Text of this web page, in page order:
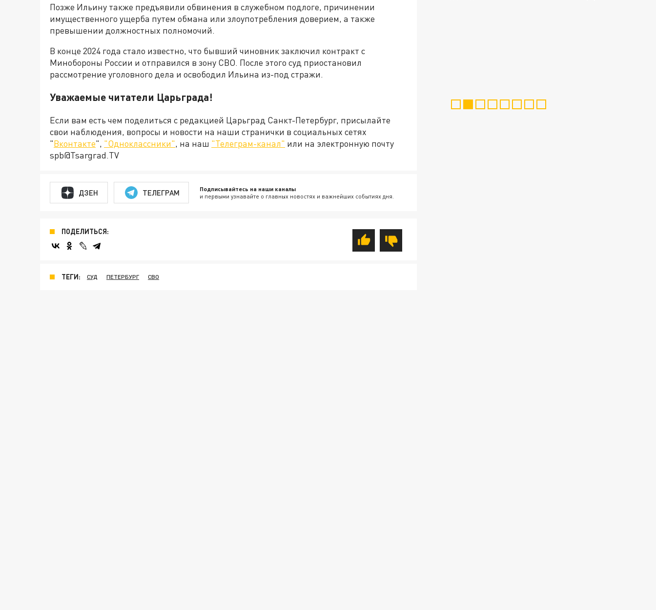
Позже Ильину также предъявили обвинения в служебном подлоге, причинении
имущественного ущерба путем обмана или злоупотребления доверием, а также
превышении должностных полномочий.
В конце 2024 года стало известно, что бывший чиновник заключил контракт с
Минобороны России и отправился в зону СВО. После этого суд приостановил
рассмотрение уголовного дела и освободил Ильина из-под стражи.
Уважаемые читатели Царьграда!
Если вам есть чем поделиться с редакцией Царьград Санкт-Петербург, присылайте
свои наблюдения, вопросы и новости на наши странички в социальных сетях
"Вконтакте", "Одноклассники", на наш "Телеграм-канал" или на электронную почту
spb@Tsargrad.TV
ДЗЕН ТЕЛЕГРАМ Подписывайтесь на наши каналы
и первыми узнавайте о главных новостях и важнейших событиях дня.
ПОДЕЛИТЬСЯ:
ТЕГИ: СУД ПЕТЕРБУРГ СВО